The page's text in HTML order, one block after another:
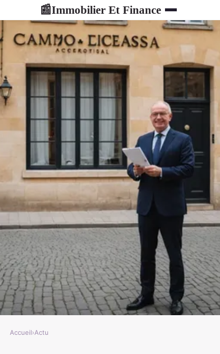
📰Immobilier Et Finance
Accueil›Actu